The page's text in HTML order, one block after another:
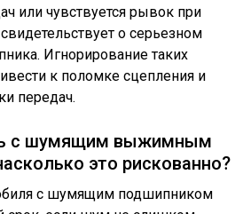
или чувствуется рывок при
о серьезном
Игнорирование таких
к поломке сцепления и
передач.
с шумящим выжимным
это рискованно?
с шумящим подшипником